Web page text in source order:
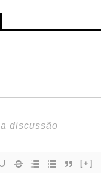
[+]